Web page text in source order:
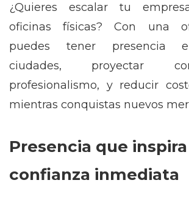
¿Quieres escalar tu
oficinas físicas? Con una
puedes tener presencia
ciudades, proyectar
profesionalismo, y reducir
mientras conquistas nuevos
Presencia que inspira
confianza inmediata